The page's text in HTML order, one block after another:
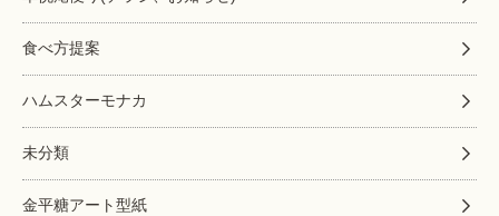
食べ方提案
ハムスターモナカ
未分類
金平糖アート型紙